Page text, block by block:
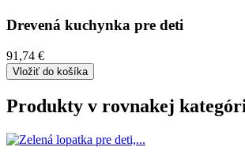
Drevená kuchynka pre deti
91,74 €
Vložiť do košíka
Produkty v rovnakej